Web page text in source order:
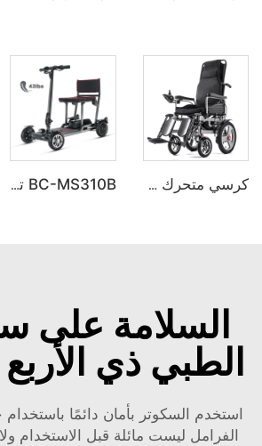
كرسي متحرك كهربائي قابل للطي ينحني على جميع التضاريس BC-ES6003A-LW BC-MS310B تصميم جديد متميز سكوتر حركة فائق الخفة بـ 4 عجلات لكبار السن
السلامة على
الطبي ذي
استخدم السكوتر بأمان دائمًا
الفرامل ليست مائلة قبل الاستخدام